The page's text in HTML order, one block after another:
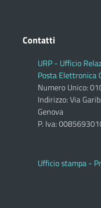
Contatti
URP - Ufficio
Posta Elettronica
Numero Unico:
Indirizzo: Via
Genova
P. Iva:
Ufficio stampa -